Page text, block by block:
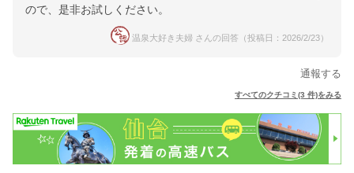
ので、是非お試しください。
温泉大好き夫婦 さんの回答（投稿日：2026/2/23）
通報する
すべてのクチコミ(3 件)をみる